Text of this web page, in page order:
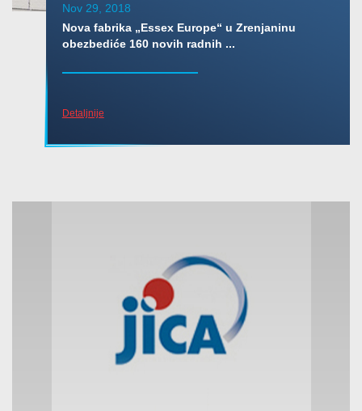
Nov 29, 2018
Nova fabrika „Essex Europe“ u Zrenjaninu
obezbediće 160 novih radnih ...
Detaljnije